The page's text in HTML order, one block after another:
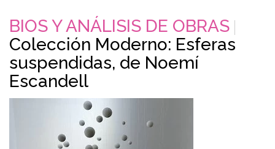
BIOS Y ANÁLISIS DE OBRAS
Colección Moderno: Esferas
suspendidas, de Noemí
Escandell